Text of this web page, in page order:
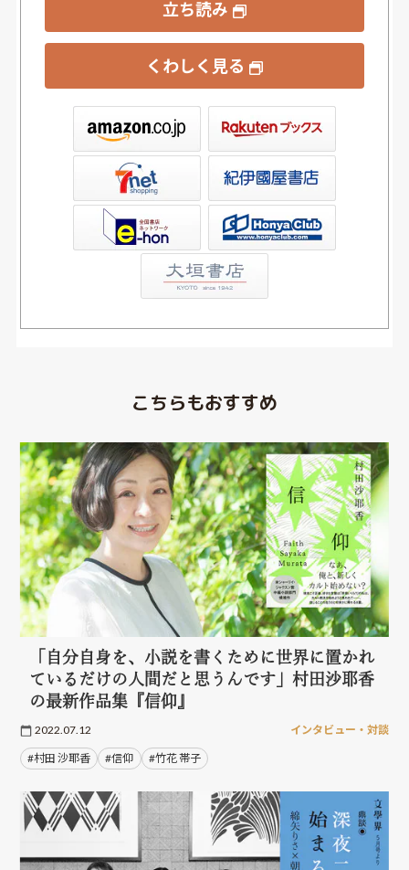
立ち読み
くわしく見る
書店ウェブストア
こちらもおすすめ
「自分自身を、小説を書くために世界に置かれ
ているだけの人間だと思うんです」村田沙耶香
の最新作品集『信仰』
2022.07.12 インタビュー・対談
#村田 沙耶香 #信仰 #竹花 帯子